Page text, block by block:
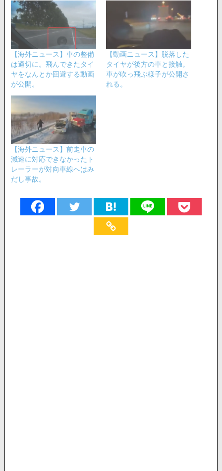
【海外ニュース】車の整備
は適切に。飛んできたタイ
ヤをなんとか回避する動画
が公開。
【動画ニュース】脱落した
タイヤが後方の車と接触。
車が吹っ飛ぶ様子が公開さ
れる。
【海外ニュース】前走車の
減速に対応できなかったト
レーラーが対向車線へはみ
だし事故。